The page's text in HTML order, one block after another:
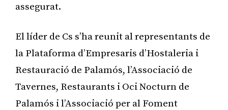
assegurat.
El líder de Cs s’ha reunit al representants de
la Plataforma d’Empresaris d’Hostaleria i
Restauració de Palamós, l’Associació de
Tavernes, Restaurants i Oci Nocturn de
Palamós i l’Associació per al Foment